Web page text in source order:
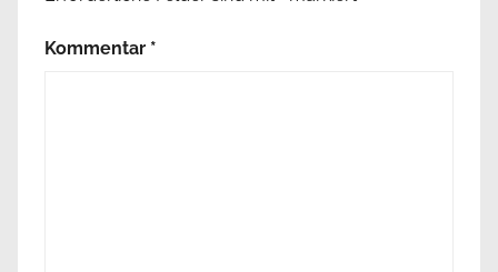
Kommentar *